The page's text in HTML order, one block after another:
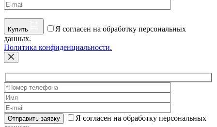
Купить
Я согласен на обработку персональных
данных.
Политика конфиденциальности.
Отправить заявку
Я согласен на обработку персональных